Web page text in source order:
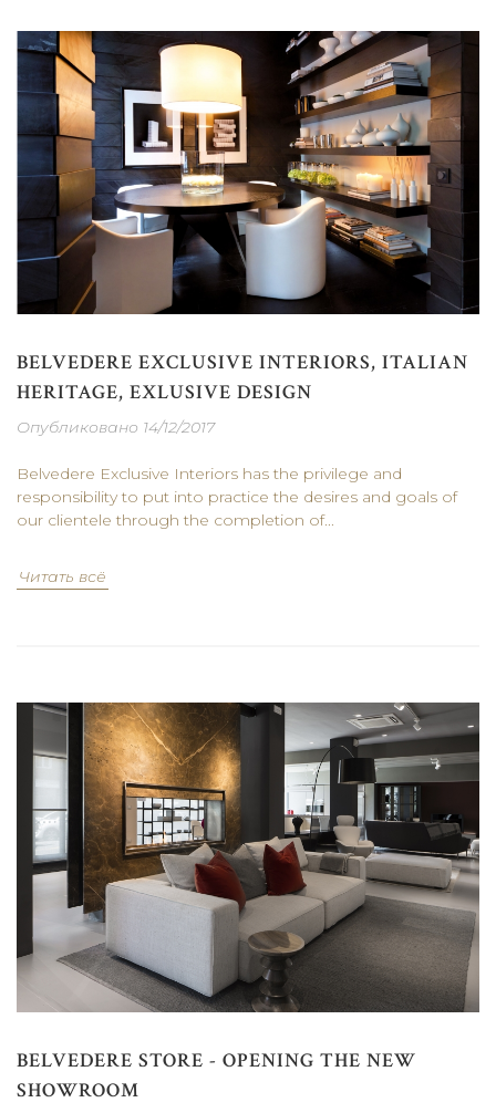
BELVEDERE EXCLUSIVE INTERIORS, ITALIAN
HERITAGE, EXLUSIVE DESIGN
Опубликовано 14/12/2017
Belvedere Exclusive Interiors has the privilege and
responsibility to put into practice the desires and goals of
our clientele through the completion of...
Читать всё
BELVEDERE STORE - OPENING THE NEW
SHOWROOM